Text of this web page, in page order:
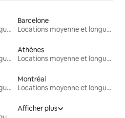
Locations moyenne et longue durée
Barcelone
Locations moyenne et longue durée
Locations moyenne et longue durée
Athènes
Locations moyenne et longue durée
Locations moyenne et longue durée
Montréal
Locations moyenne et longue durée
Afficher plus